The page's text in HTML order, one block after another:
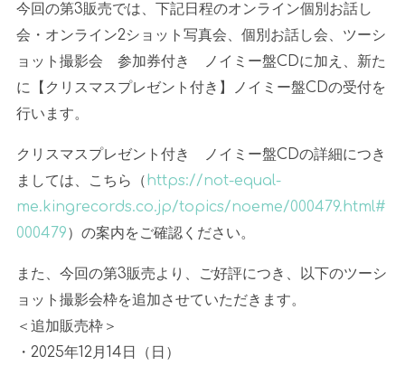
今回の第3販売では、下記日程のオンライン個別お話し
会・オンライン2ショット写真会、個別お話し会、ツーシ
ョット撮影会 参加券付き ノイミー盤CDに加え、新た
に【クリスマスプレゼント付き】ノイミー盤CDの受付を
行います。
クリスマスプレゼント付き ノイミー盤CDの詳細につき
ましては、こちら（https://not-equal-
me.kingrecords.co.jp/topics/noeme/000479.html#
000479）の案内をご確認ください。
また、今回の第3販売より、ご好評につき、以下のツーシ
ョット撮影会枠を追加させていただきます。
＜追加販売枠＞
・ 2025年12月 14 日（日）